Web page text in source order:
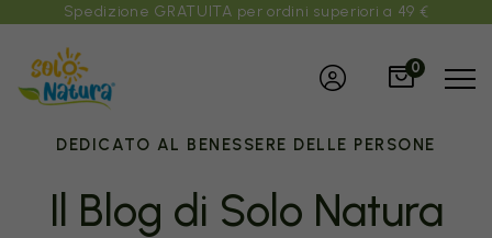
Spedizione GRATUITA per ordini superiori a 49 €
0
DEDICATO AL BENESSERE DELLE PERSONE
Il Blog di Solo Natura